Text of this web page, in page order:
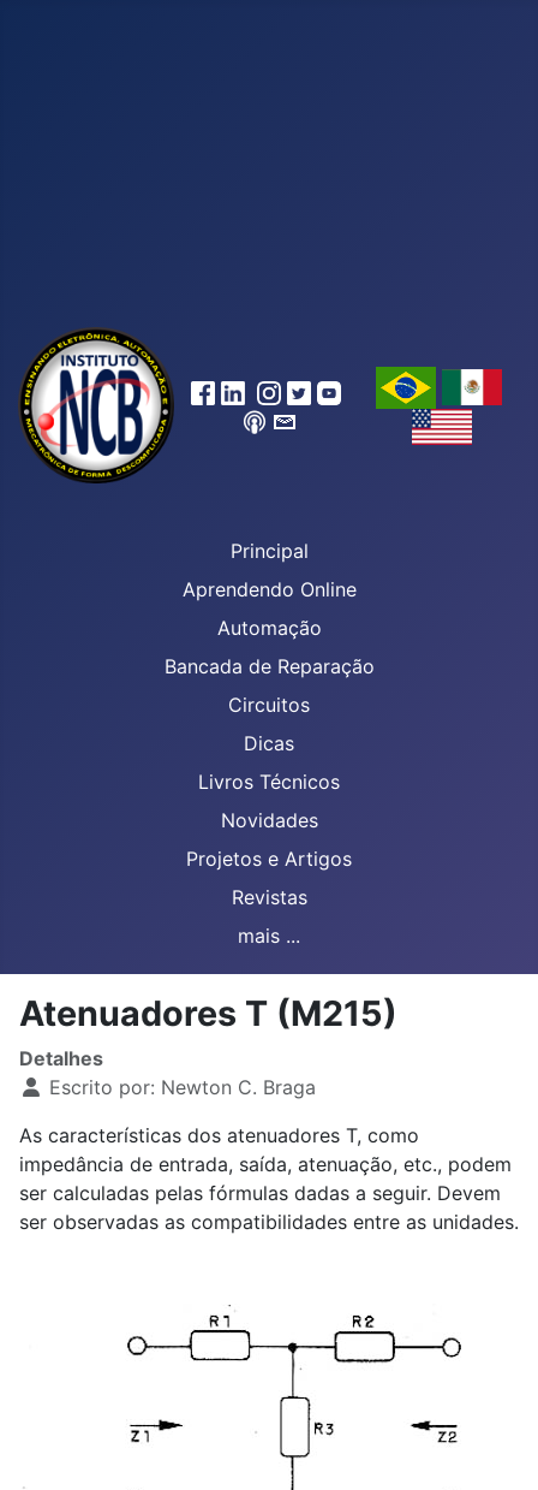
Principal
Aprendendo Online
Automação
Bancada de Reparação
Circuitos
Dicas
Livros Técnicos
Novidades
Projetos e Artigos
Revistas
mais ...
Atenuadores T (M215)
Detalhes
Escrito por: Newton C. Braga
As características dos atenuadores T, como
impedância de entrada, saída, atenuação, etc., podem
ser calculadas pelas fórmulas dadas a seguir. Devem
ser observadas as compatibilidades entre as unidades.